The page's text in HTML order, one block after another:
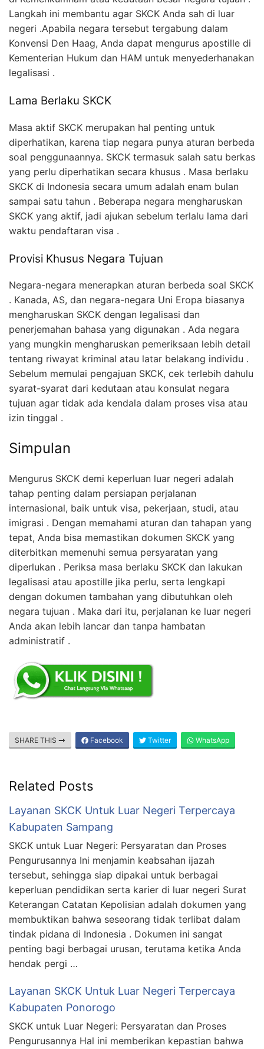
Langkah ini membantu agar SKCK Anda sah di luar
negeri .Apabila negara tersebut tergabung dalam
Konvensi Den Haag, Anda dapat mengurus apostille di
Kementerian Hukum dan HAM untuk menyederhanakan
legalisasi .
Lama Berlaku SKCK
Masa aktif SKCK merupakan hal penting untuk
diperhatikan, karena tiap negara punya aturan berbeda
soal penggunaannya. SKCK termasuk salah satu berkas
yang perlu diperhatikan secara khusus . Masa berlaku
SKCK di Indonesia secara umum adalah enam bulan
sampai satu tahun . Beberapa negara mengharuskan
SKCK yang aktif, jadi ajukan sebelum terlalu lama dari
waktu pendaftaran visa .
Provisi Khusus Negara Tujuan
Negara-negara menerapkan aturan berbeda soal SKCK
. Kanada, AS, dan negara-negara Uni Eropa biasanya
mengharuskan SKCK dengan legalisasi dan
penerjemahan bahasa yang digunakan . Ada negara
yang mungkin mengharuskan pemeriksaan lebih detail
tentang riwayat kriminal atau latar belakang individu .
Sebelum memulai pengajuan SKCK, cek terlebih dahulu
syarat-syarat dari kedutaan atau konsulat negara
tujuan agar tidak ada kendala dalam proses visa atau
izin tinggal .
Simpulan
Mengurus SKCK demi keperluan luar negeri adalah
tahap penting dalam persiapan perjalanan
internasional, baik untuk visa, pekerjaan, studi, atau
imigrasi . Dengan memahami aturan dan tahapan yang
tepat, Anda bisa memastikan dokumen SKCK yang
diterbitkan memenuhi semua persyaratan yang
diperlukan . Periksa masa berlaku SKCK dan lakukan
legalisasi atau apostille jika perlu, serta lengkapi
dengan dokumen tambahan yang dibutuhkan oleh
negara tujuan . Maka dari itu, perjalanan ke luar negeri
Anda akan lebih lancar dan tanpa hambatan
administratif .
SHARE THIS Facebook Twitter WhatsApp
Related Posts
Layanan SKCK Untuk Luar Negeri Terpercaya
Kabupaten Sampang
SKCK untuk Luar Negeri: Persyaratan dan Proses
Pengurusannya Ini menjamin keabsahan ijazah
tersebut, sehingga siap dipakai untuk berbagai
keperluan pendidikan serta karier di luar negeri Surat
Keterangan Catatan Kepolisian adalah dokumen yang
membuktikan bahwa seseorang tidak terlibat dalam
tindak pidana di Indonesia . Dokumen ini sangat
penting bagi berbagai urusan, terutama ketika Anda
hendak pergi …
Layanan SKCK Untuk Luar Negeri Terpercaya
Kabupaten Ponorogo
SKCK untuk Luar Negeri: Persyaratan dan Proses
Pengurusannya Hal ini memberikan kepastian bahwa